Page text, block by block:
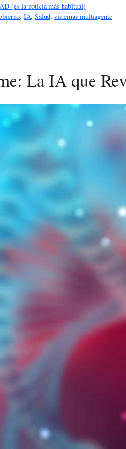
(es la noticia más habitual)
,IA,Salud,sistemas multiagente
La IA que